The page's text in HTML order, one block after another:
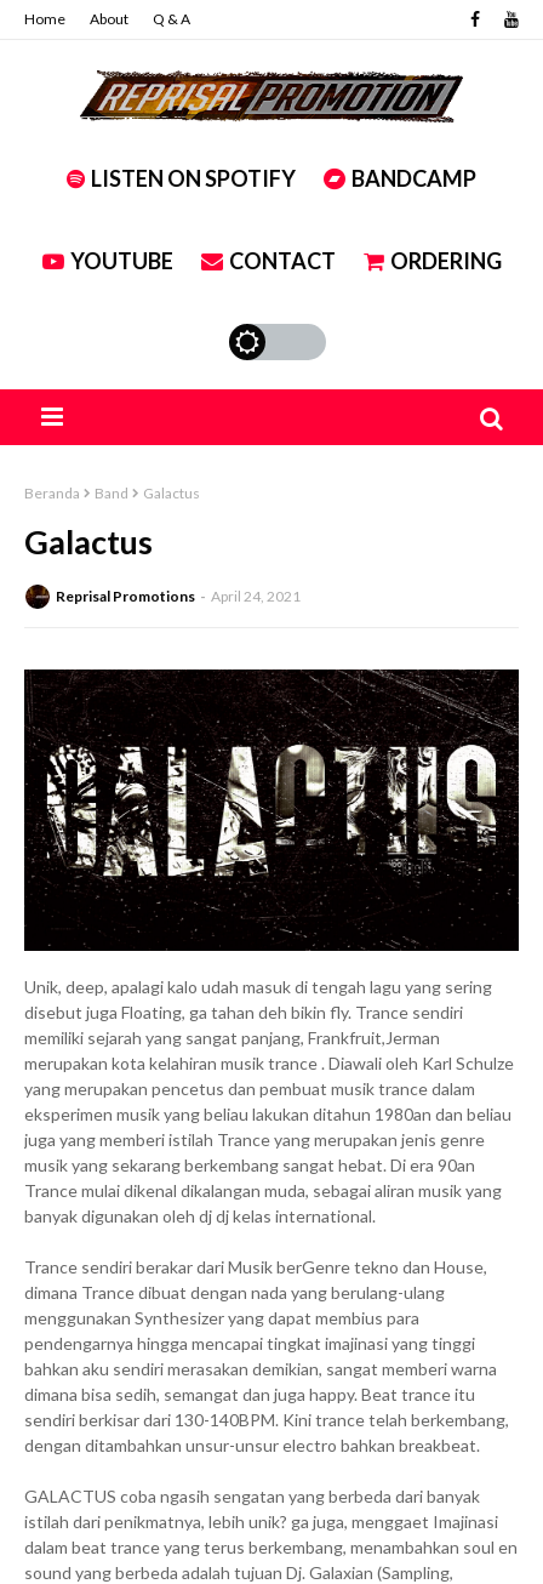
Home About Q & A
LISTEN ON SPOTIFY BANDCAMP
YOUTUBE CONTACT ORDERING
Beranda Band Galactus
Galactus
Reprisal Promotions April 24, 2021
Unik, deep, apalagi kalo udah masuk di tengah lagu yang sering
disebut juga Floating, ga tahan deh bikin fly. Trance sendiri
memiliki sejarah yang sangat panjang, Frankfruit,Jerman
merupakan kota kelahiran musik trance . Diawali oleh Karl Schulze
yang merupakan pencetus dan pembuat musik trance dalam
eksperimen musik yang beliau lakukan ditahun 1980an dan beliau
juga yang memberi istilah Trance yang merupakan jenis genre
musik yang sekarang berkembang sangat hebat. Di era 90an
Trance mulai dikenal dikalangan muda, sebagai aliran musik yang
banyak digunakan oleh dj dj kelas international.
Trance sendiri berakar dari Musik berGenre tekno dan House,
dimana Trance dibuat dengan nada yang berulang-ulang
menggunakan Synthesizer yang dapat membius para
pendengarnya hingga mencapai tingkat imajinasi yang tinggi
bahkan aku sendiri merasakan demikian, sangat memberi warna
dimana bisa sedih, semangat dan juga happy. Beat trance itu
sendiri berkisar dari 130-140BPM. Kini trance telah berkembang,
dengan ditambahkan unsur-unsur electro bahkan breakbeat.
GALACTUS coba ngasih sengatan yang berbeda dari banyak
istilah dari penikmatnya, lebih unik? ga juga, menggaet Imajinasi
dalam beat trance yang terus berkembang, menambahkan soul en
sound yang berbeda adalah tujuan Dj. Galaxian (Sampling,